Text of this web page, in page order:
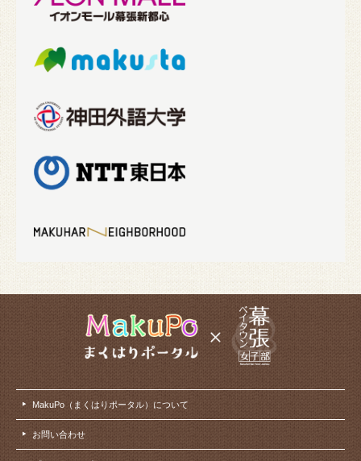
MakuPo（まくはりポータル）について
お問い合わせ